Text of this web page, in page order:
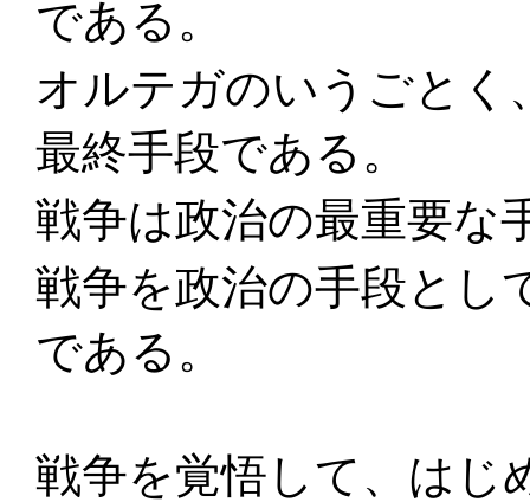
である。
オルテガのいうごとく
最終手段である。
戦争は政治の最重要な
戦争を政治の手段とし
である。
戦争を覚悟して、はじ